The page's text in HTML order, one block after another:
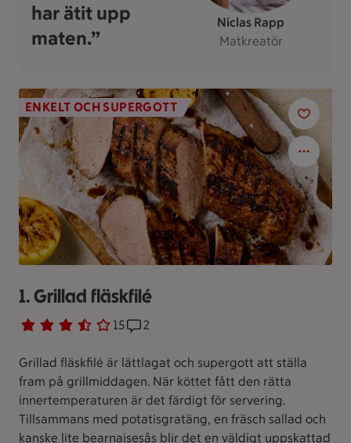
har ätit upp
maten.”
Niclas Rapp
Matkreatör
ENKELT OCH SUPERGOTT
1. Grillad fläskfilé
Betyg 3.3 av 5. 15
15 personer har röstatReceptet har 2 kommentarer
2
Grillad fläskfilé är lättlagat och supergott att ställa
fram på grillmiddagen. När köttet fått den rätta
innertemperaturen är det färdigt för servering.
Tillsammans med potatisgratäng, en fräsch sallad och
kanske lite bearnaisesås blir det en väldigt uppskattad